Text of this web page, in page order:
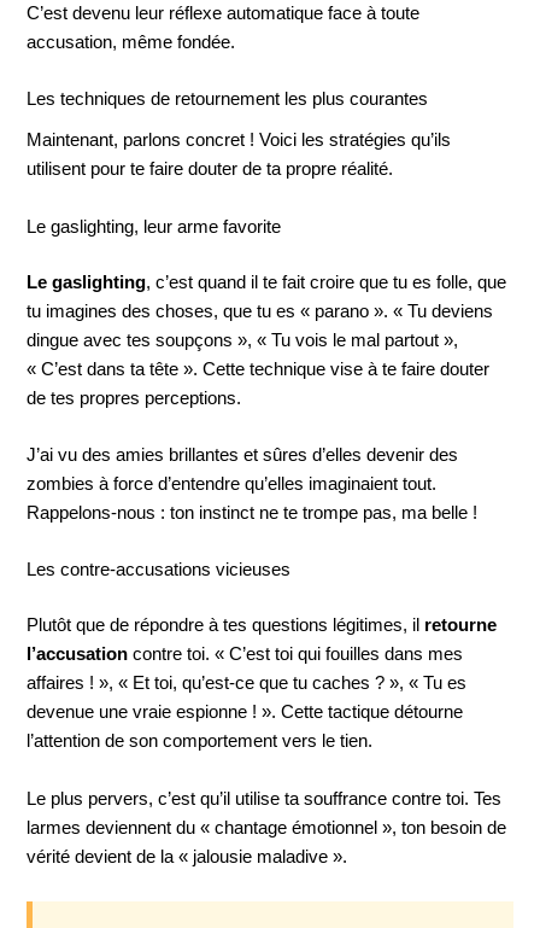
C’est devenu leur réflexe automatique face à toute
accusation, même fondée.
Les techniques de retournement les plus courantes
Maintenant, parlons concret ! Voici les stratégies qu’ils
utilisent pour te faire douter de ta propre réalité.
Le gaslighting, leur arme favorite
Le gaslighting, c’est quand il te fait croire que tu es folle, que
tu imagines des choses, que tu es « parano ». « Tu deviens
dingue avec tes soupçons », « Tu vois le mal partout »,
« C’est dans ta tête ». Cette technique vise à te faire douter
de tes propres perceptions.
J’ai vu des amies brillantes et sûres d’elles devenir des
zombies à force d’entendre qu’elles imaginaient tout.
Rappelons-nous : ton instinct ne te trompe pas, ma belle !
Les contre-accusations vicieuses
Plutôt que de répondre à tes questions légitimes, il retourne
l’accusation contre toi. « C’est toi qui fouilles dans mes
affaires ! », « Et toi, qu’est-ce que tu caches ? », « Tu es
devenue une vraie espionne ! ». Cette tactique détourne
l’attention de son comportement vers le tien.
Le plus pervers, c’est qu’il utilise ta souffrance contre toi. Tes
larmes deviennent du « chantage émotionnel », ton besoin de
vérité devient de la « jalousie maladive ».